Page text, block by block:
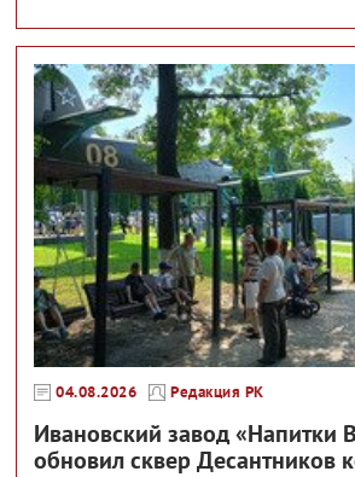
04.08.2026 Редакция РК
Ивановский завод «Напитки
обновил сквер